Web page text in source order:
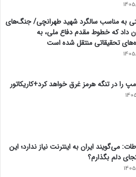
به مناسب سالگرد شهید طهرانچی/ جنگ‌های
داد که خطوط مقدم دفاع ملی، به
تحقیقاتی منتقل شده است
را در تنگه هرمز غرق خواهد کرد+کاریکاتور
می‌گویند ایران به اینترنت نیاز ندارد؛ این
دلم بگذارم؟